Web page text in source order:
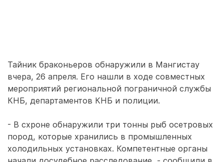
Тайник браконьеров обнаружили в Мангистау
вчера, 26 апреля. Его нашли в ходе совместных
мероприятий региональной пограничной службы
КНБ, департаментов КНБ и полиции.
- В схроне обнаружили три тонны рыб осетровых
пород, которые хранились в промышленных
холодильных установках. Компетентные органы